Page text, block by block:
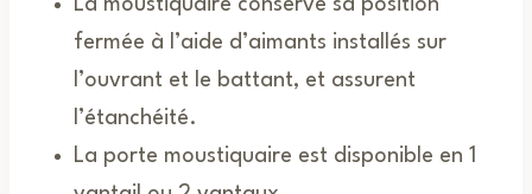
La moustiquaire conserve sa position
fermée à l’aide d’aimants installés sur
l’ouvrant et le battant, et assurent
l’étanchéité.
La porte moustiquaire est disponible en 1